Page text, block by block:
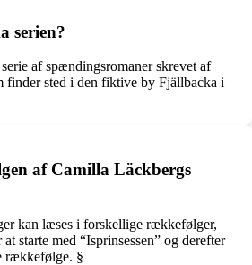
serien?
af spændingsromaner skrevet af
finder sted i den fiktive by Fjällbacka i
af Camilla Läckbergs
kan læses i forskellige rækkefølger,
starte med “Isprinsessen” og derefter
rækkefølge. §